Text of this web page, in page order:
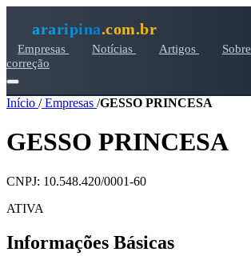
araripina.com.br
Empresas Notícias Artigos Sobre
correção
Início /Empresas /GESSO PRINCESA
GESSO PRINCESA
CNPJ: 10.548.420/0001-60
ATIVA
Informações Básicas